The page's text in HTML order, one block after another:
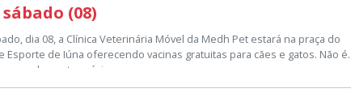
(08)
dia 08, a Clínica Veterinária Móvel da Medh Pet estará na praça do
Esporte de Iúna oferecendo vacinas gratuitas para cães e gatos. Não é
agendamento prévio.